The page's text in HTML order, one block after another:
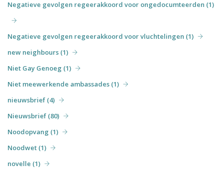
Negatieve gevolgen regeerakkoord voor ongedocumteerden (1)
Negatieve gevolgen regeerakkoord voor vluchtelingen (1)
new neighbours (1)
Niet Gay Genoeg (1)
Niet meewerkende ambassades (1)
nieuwsbrief (4)
Nieuwsbrief (80)
Noodopvang (1)
Noodwet (1)
novelle (1)